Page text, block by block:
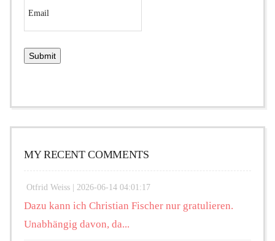
MY RECENT COMMENTS
Otfrid Weiss | 2026-06-14 04:01:17
Dazu kann ich Christian Fischer nur gratulieren.
Unabhängig davon, da...